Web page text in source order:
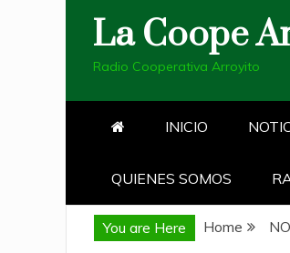
La Coope
Radio Cooperativa Arroyito
INICIO
QUIENES SOMOS
You are Here Home